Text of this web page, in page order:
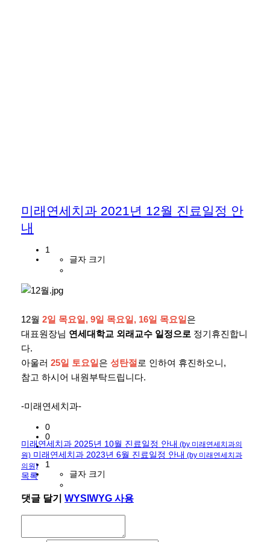
미래연세치과 2021년 12월 진료일정 안
내
1
글자 크기
12월 2일 목요일, 9일 목요일, 16일 목요일은
대표원장님 연세대학교 외래교수 일정으로 정기휴진합니
다.
아울러 25일 토요일은 성탄절 로 인하여 휴진하오니,
참고 하시어 내원부탁드립니다.
-미래연세치과-
0
0
1
글자 크기
미래연세치과 2025년 10월 진료일정 안내 (by 미래연세치과의
원) 미래연세치과 2023년 6월 진료일정 안내 (by 미래연세치과
의원)
목록
댓글 달기 WYSIWYG 사용